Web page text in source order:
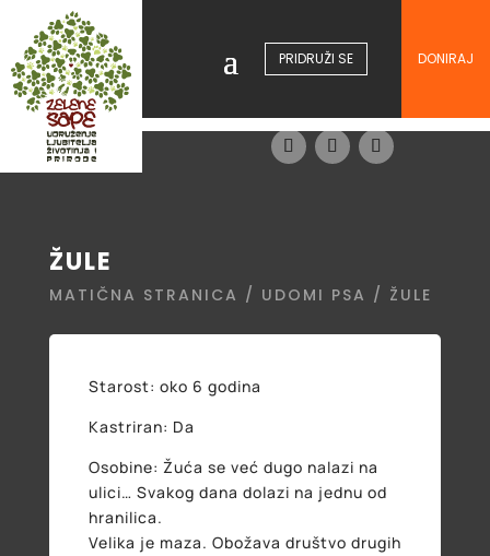
PRIDRUŽI SE DONIRAJ
ŽULE
MATIČNA STRANICA / UDOMI PSA / ŽULE
Starost: oko 6 godina
Kastriran: Da
Osobine: Žuća se već dugo nalazi na
ulici… Svakog dana dolazi na jednu od
hranilica.
Velika je maza. Obožava društvo drugih